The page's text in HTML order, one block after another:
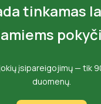
tinkamas
įsipareigojimų — tik
duomenų.